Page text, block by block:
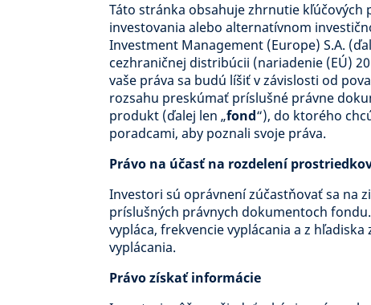
Táto stránka obsahuje zhrnutie
investovania alebo alternatívnom
Investment Management (Europe) S.A.
cezhraničnej distribúcii (nariadenie (EÚ)
vaše práva sa budú líšiť v závislosti od
rozsahu preskúmať príslušné právne
produkt (ďalej len „fond“), do ktorého
poradcami, aby poznali svoje práva.
Právo na účasť na rozdelení
Investori sú oprávnení zúčastňovať sa na
príslušných právnych dokumentoch
vypláca, frekvencie vyplácania a z
vyplácania.
Právo získať informácie